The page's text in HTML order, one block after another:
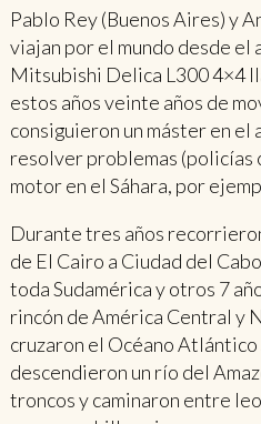
Pablo Rey (Buenos Aires) y
viajan por el mundo desde el
Mitsubishi Delica L300 4×4
estos años veinte años de
consiguieron un máster en
resolver problemas (policías
motor en el Sáhara, por
Durante tres años
de El Cairo a Ciudad del
toda Sudamérica y otros 7
rincón de América Central y
cruzaron el Océano Atlántico
descendieron un río del
troncos y caminaron entre